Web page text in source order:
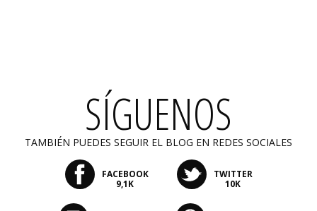
SÍGUENOS
TAMBIÉN PUEDES SEGUIR EL BLOG EN REDES SOCIALES
FACEBOOK
9,1K
TWITTER
10K